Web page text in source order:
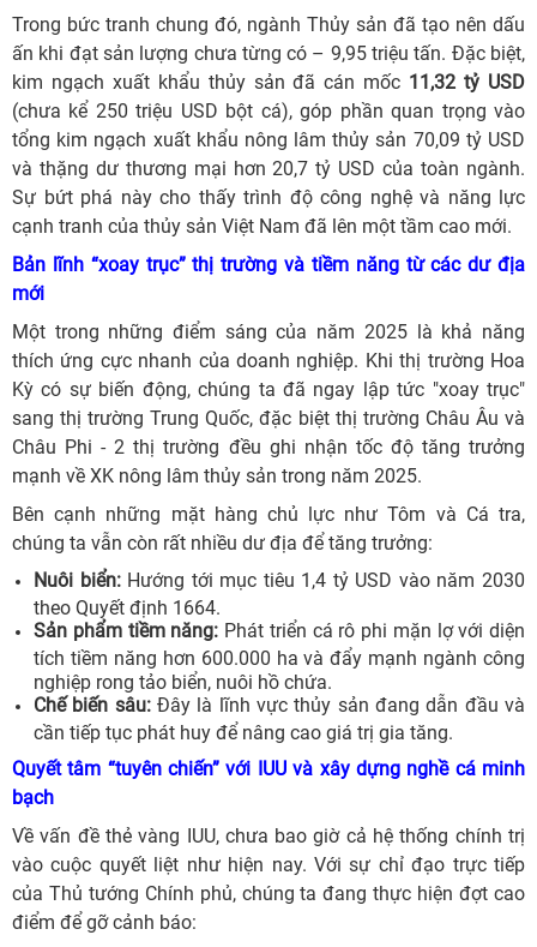
Trong bức tranh chung đó, ngành Thủy sản đã tạo nên dấu
ấn khi đạt sản lượng chưa từng có – 9,95 triệu tấn. Đặc biệt,
kim ngạch xuất khẩu thủy sản đã cán mốc 11,32 tỷ USD
(chưa kể 250 triệu USD bột cá), góp phần quan trọng vào
tổng kim ngạch xuất khẩu nông lâm thủy sản 70,09 tỷ USD
và thặng dư thương mại hơn 20,7 tỷ USD của toàn ngành.
Sự bứt phá này cho thấy trình độ công nghệ và năng lực
cạnh tranh của thủy sản Việt Nam đã lên một tầm cao mới.
Bản lĩnh “xoay trục” thị trường và tiềm năng từ các dư địa
mới
Một trong những điểm sáng của năm 2025 là khả năng
thích ứng cực nhanh của doanh nghiệp. Khi thị trường Hoa
Kỳ có sự biến động, chúng ta đã ngay lập tức "xoay trục"
sang thị trường Trung Quốc, đặc biệt thị trường Châu Âu và
Châu Phi - 2 thị trường đều ghi nhận tốc độ tăng trưởng
mạnh về XK nông lâm thủy sản trong năm 2025.
Bên cạnh những mặt hàng chủ lực như Tôm và Cá tra,
chúng ta vẫn còn rất nhiều dư địa để tăng trưởng:
Nuôi biển:Hướng tới mục tiêu 1,4 tỷ USD vào năm 2030
theo Quyết định 1664.
Sản phẩm tiềm năng: Phát triển cá rô phi mặn lợ với diện
tích tiềm năng hơn 600.000 ha và đẩy mạnh ngành công
nghiệp rong tảo biển, nuôi hồ chứa.
Chế biến sâu:Đây là lĩnh vực thủy sản đang dẫn đầu và
cần tiếp tục phát huy để nâng cao giá trị gia tăng.
Quyết tâm “tuyên chiến” với IUU và xây dựng nghề cá minh
bạch
Về vấn đề thẻ vàng IUU, chưa bao giờ cả hệ thống chính trị
vào cuộc quyết liệt như hiện nay. Với sự chỉ đạo trực tiếp
của Thủ tướng Chính phủ, chúng ta đang thực hiện đợt cao
điểm để gỡ cảnh báo: